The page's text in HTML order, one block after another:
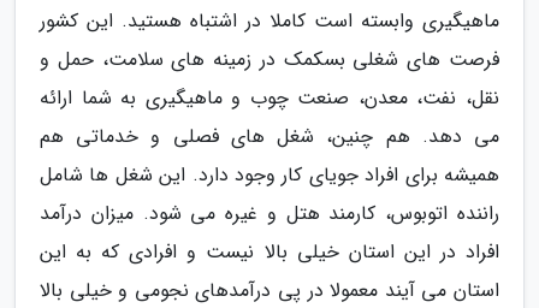
ماهیگیری وابسته است کاملا در اشتباه هستید. این کشور
فرصت های شغلی بسکمک در زمینه های سلامت، حمل و
نقل، نفت، معدن، صنعت چوب و ماهیگیری به شما ارائه
می دهد. هم چنین، شغل های فصلی و خدماتی هم
همیشه برای افراد جویای کار وجود دارد. این شغل ها شامل
راننده اتوبوس، کارمند هتل و غیره می شود. میزان درآمد
افراد در این استان خیلی بالا نیست و افرادی که به این
استان می آیند معمولا در پی درآمدهای نجومی و خیلی بالا